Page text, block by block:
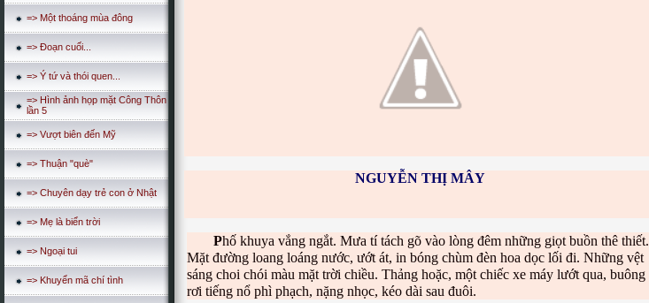
=> Một thoáng mùa đông
=> Đoạn cuối...
=> Ý tứ và thói quen...
=> Hình ảnh họp mặt Công Thôn
lần 5
=> Vượt biên đến Mỹ
=> Thuận "què"
=> Chuyên dạy trẻ con ở Nhật
=> Mẹ là biển trời
=> Ngoại tui
=> Khuyển mã chí tình
NGUYỄN THỊ MÂY
Phố khuya vắng ngắt. Mưa tí tách gõ vào lòng đêm những giọt buồn thê thiết.
Mặt đường loang loáng nước, ướt át, in bóng chùm đèn hoa dọc lối đi. Những vệt
sáng choi chói màu mặt trời chiều. Thảng hoặc, một chiếc xe máy lướt qua, buông
rơi tiếng nổ phì phạch, nặng nhọc, kéo dài sau đuôi.